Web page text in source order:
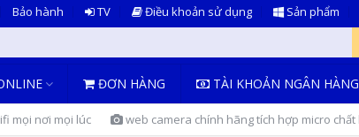
Bảo hành TV Điều khoản sử dụng Sản phẩm
ĐƠN HÀNG TÀI KHOẢN NGÂN HÀNG
mọi nơi mọi lúc web camera chính hãng tích hợp micro chất